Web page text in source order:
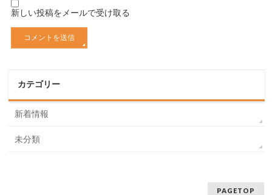
新しい投稿をメールで受け取る
カテゴリー
新着情報
未分類
PAGETOP